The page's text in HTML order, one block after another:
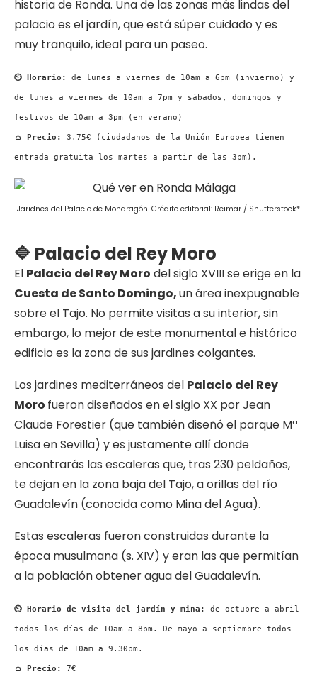
historia de Ronda. Una de las zonas más lindas del
palacio es el jardín, que está súper cuidado y es
muy tranquilo, ideal para un paseo.
⏲ Horario: de lunes a viernes de 10am a 6pm (invierno) y
de lunes a viernes de 10am a 7pm y sábados, domingos y
festivos de 10am a 3pm (en verano)
👛 Precio: 3.75€ (ciudadanos de la Unión Europea tienen
entrada gratuita los martes a partir de las 3pm).
Jaridnes del Palacio de Mondragón. Crédito editorial: Reimar / Shutterstock*
🔷 Palacio del Rey Moro
El Palacio del Rey Moro del siglo XVIII se erige en la
Cuesta de Santo Domingo,un área inexpugnable
sobre el Tajo. No permite visitas a su interior, sin
embargo, lo mejor de este monumental e histórico
edificio es la zona de sus jardines colgantes.
Los jardines mediterráneos del Palacio del Rey
Moro fueron diseñados en el siglo XX por Jean
Claude Forestier (que también diseñó el parque Mª
Luisa en Sevilla) y es justamente allí donde
encontrarás las escaleras que, tras 230 peldaños,
te dejan en la zona baja del Tajo, a orillas del río
Guadalevín (conocida como Mina del Agua).
Estas escaleras fueron construidas durante la
época musulmana (s. XIV) y eran las que permitían
a la población obtener agua del Guadalevín.
⏲ Horario de visita del jardín y mina: de octubre a abril
todos los días de 10am a 8pm. De mayo a septiembre todos
los días de 10am a 9.30pm.
👛 Precio: 7€